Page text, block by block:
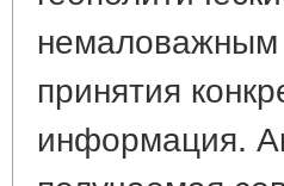
принятия
информация.